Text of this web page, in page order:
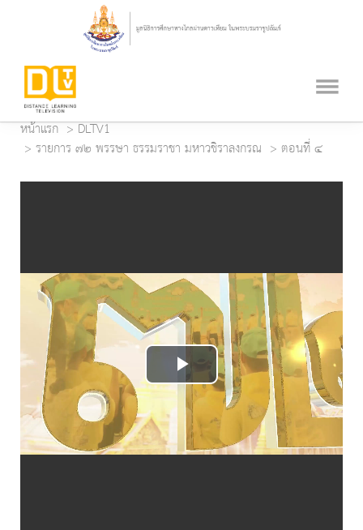
หน้าแรก
DLTV1
รายการ ๗๒ พรรษา ธรรมราชา มหาวชิราลงกรณ
ตอนที่ ๔
Play
Video